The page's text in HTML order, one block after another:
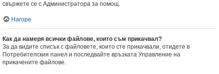
свържете се с Администратора за помощ.
Нагоре
Как да намеря всички файлове, които съм прикачвал?
За да видите списък с файловете, които сте прикачвали, отидете в
Потребителския панел и последвайте връзката Управление на
прикачените файлове.